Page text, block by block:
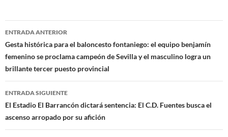
Navegación
de
entradas
ENTRADA ANTERIOR
Gesta histórica para el baloncesto fontaniego: el equipo benjamín
femenino se proclama campeón de Sevilla y el masculino logra un
brillante tercer puesto provincial
ENTRADA SIGUIENTE
El Estadio El Barrancón dictará sentencia: El C.D. Fuentes busca el
ascenso arropado por su afición